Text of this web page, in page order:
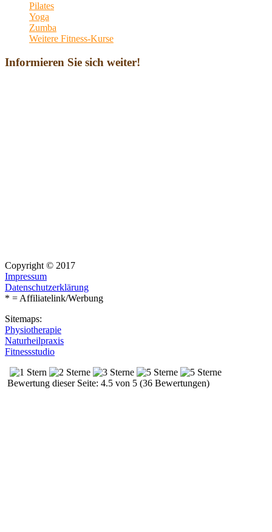
Pilates
Yoga
Zumba
Weitere Fitness-Kurse
Informieren Sie sich weiter!
Copyright © 2017
Impressum
Datenschutzerklärung
* = Affiliatelink/Werbung
Sitemaps:
Physiotherapie
Naturheilpraxis
Fitnessstudio
Bewertung dieser Seite: 4.5 von 5 (36 Bewertungen)